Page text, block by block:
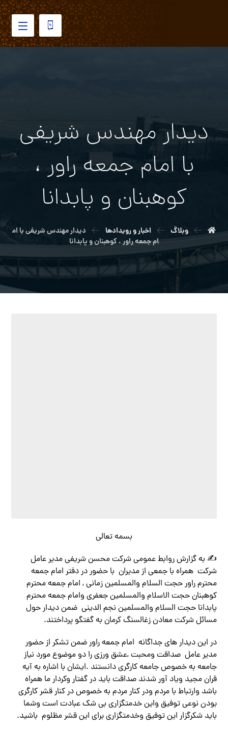
دیدار مهندس شریفی
با امام جمعه راور ،
کوهبنان و پابدانا
وبلاگ اخبار و رویدادها
دیدار مهندس شریفی با ام
ام جمعه راور ، کوهبنان و پابدانا
بسمه تعالی
✍️ به گزارش روابط عمومی شرکت محسن شریفی مدیر عامل
شرکت همراه با جمعی از مدیران با حضور در دفتر امام جمعه
محترم راور حجت السلام والمسلمین زمانی , امام جمعه محترم
کوهبنان حجت الاسلام والمسلمین جعفری وامام جمعه محترم
پابدانا حجت السلام والمسلمین نجم الدینی ضمن دیدار حول
مسائل شرکت معادن زغالسنگ کرمان به گفتگو پرداختند.
در این دیدار های جداگانه امام جمعه راور ضمن تشکر از حضور
مدیر عامل صداقت ومحبت ,عشق ورزی را دو موضوع مورد نیاز
جامعه به خصوص جامعه کارگری دانستند .ایشان با اشاره به آیه
قران مجید ویاد آور شدند صداقت باید در گفتار وکردار ما همراه
باشد وارتباط با مردم ودر کنار مردم به خصوص در کنار قشر کارگری
بودن نوعی توفیق واین خدمتگزاری بی شک عبادت است وشما
باید شکرگزار این توفیق وخدمتگزاری برای این قشر مظلوم باشید.